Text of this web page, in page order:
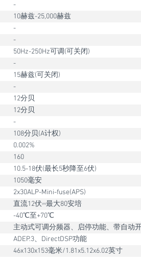
-
10赫兹-25,000赫兹
-
-
50Hz-250Hz可调(可关闭)
-
15赫兹(可关闭)
-
12分贝
12分贝
-
108分贝(A计权)
0.002%
160
10.5-18伏(最长5秒降至6伏)
1050毫安
2x30ALP-Mini-fuse(APS)
直流12伏⎓最大80安培
-40℃至+70℃
主动式可调分频器、启停功能、带自动
ADEP.3、DirectDSP功能
46x130x153毫米/1.81x5.12x6.02英寸